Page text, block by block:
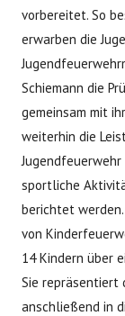
vorbereitet. So
erwarben die
Schiemann die
gemeinsam mit
weiterhin die
sportliche
berichtet
von
14 Kindern über
Sie repräsentiert
anschließend in